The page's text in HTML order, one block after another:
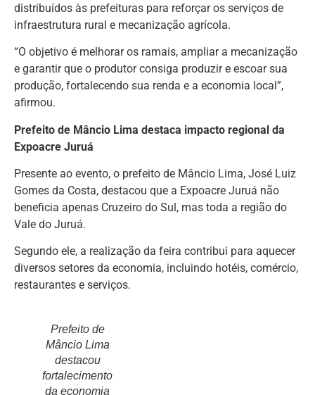
distribuídos às prefeituras para reforçar os serviços de
infraestrutura rural e mecanização agrícola.
“O objetivo é melhorar os ramais, ampliar a mecanização
e garantir que o produtor consiga produzir e escoar sua
produção, fortalecendo sua renda e a economia local”,
afirmou.
Prefeito de Mâncio Lima destaca impacto regional da
Expoacre Juruá
Presente ao evento, o prefeito de Mâncio Lima, José Luiz
Gomes da Costa, destacou que a Expoacre Juruá não
beneficia apenas Cruzeiro do Sul, mas toda a região do
Vale do Juruá.
Segundo ele, a realização da feira contribui para aquecer
diversos setores da economia, incluindo hotéis, comércio,
restaurantes e serviços.
Prefeito de
Mâncio Lima
destacou
fortalecimento
da economia